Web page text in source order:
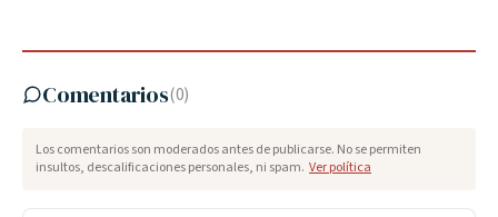
Comentarios(0)
Los comentarios son moderados antes de publicarse. No se permiten
insultos, descalificaciones personales, ni spam. Ver política